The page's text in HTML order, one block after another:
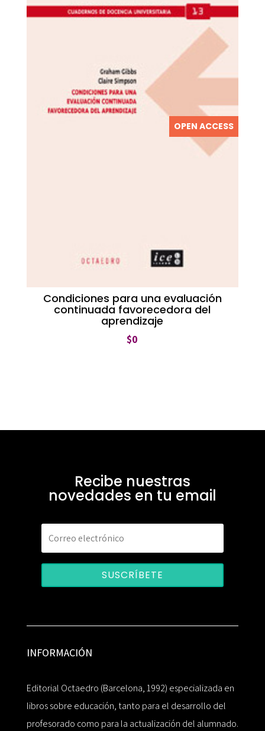
OPEN ACCESS
Condiciones para una evaluación
continuada favorecedora del
aprendizaje
$0
Recibe nuestras
novedades en tu email
SUSCRÍBETE
INFORMACIÓN
Editorial Octaedro (Barcelona, 1992) especializada en
libros sobre educación, tanto para el desarrollo del
profesorado como para la actualización del alumnado.